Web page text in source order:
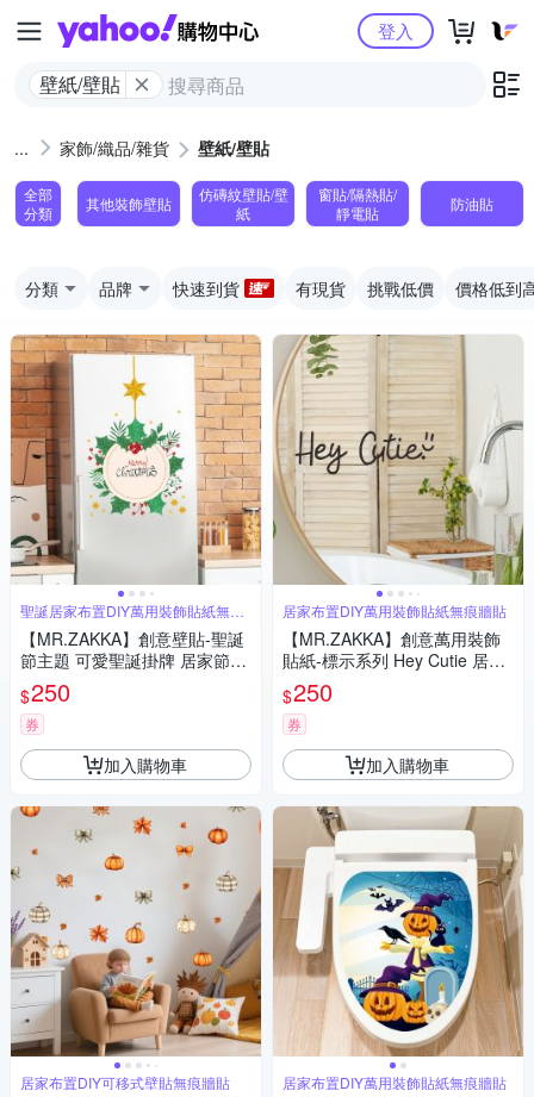
Yahoo購物中心
壁紙/壁貼
登入
家飾/織品/雜貨 壁紙/壁貼
全部
分類
其他裝飾壁貼
仿磚紋壁貼/壁
紙
窗貼/隔熱貼/
靜電貼
防油貼
分類 品牌 快速到貨 有現貨 挑戰低價 價格低到
聖誕居家布置DIY萬用裝飾貼紙無痕
牆貼
【MR.ZAKKA】創意壁貼-聖誕
節主題 可愛聖誕掛牌 居家節慶
布置 DIY可移式壁貼 無痕壁貼
牆貼
$250
券
加入購物車
居家布置DIY可移式壁貼無痕牆貼
居家布置DIY萬用裝飾貼紙無痕牆貼
【MR.ZAKKA】創意萬用裝飾
貼紙-標示系列 Hey Cutie 居家
布置 DIY可移式壁貼 無痕壁貼
牆貼
$250
券
加入購物車
居家布置DIY萬用裝飾貼紙無痕牆貼